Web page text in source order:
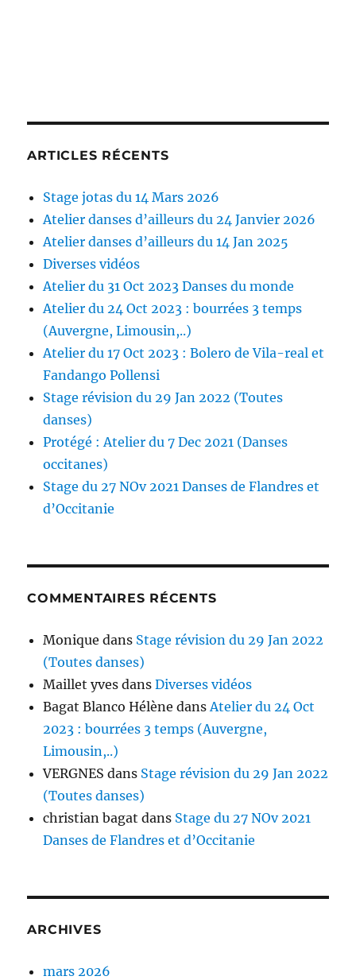
ARTICLES RÉCENTS
Stage jotas du 14 Mars 2026
Atelier danses d’ailleurs du 24 Janvier 2026
Atelier danses d’ailleurs du 14 Jan 2025
Diverses vidéos
Atelier du 31 Oct 2023 Danses du monde
Atelier du 24 Oct 2023 : bourrées 3 temps
(Auvergne, Limousin,..)
Atelier du 17 Oct 2023 : Bolero de Vila-real et
Fandango Pollensi
Stage révision du 29 Jan 2022 (Toutes
danses)
Protégé : Atelier du 7 Dec 2021 (Danses
occitanes)
Stage du 27 NOv 2021 Danses de Flandres et
d’Occitanie
COMMENTAIRES RÉCENTS
Monique dans Stage révision du 29 Jan 2022
(Toutes danses)
Maillet yves dansDiverses vidéos
Bagat Blanco Hélène dans Atelier du 24 Oct
2023 : bourrées 3 temps (Auvergne,
Limousin,..)
VERGNES dans Stage révision du 29 Jan 2022
(Toutes danses)
christian bagat dans Stage du 27 NOv 2021
Danses de Flandres et d’Occitanie
ARCHIVES
mars 2026